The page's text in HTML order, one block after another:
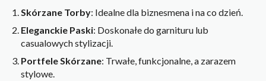
Skórzane Torby: Idealne dla biznesmena i na co dzień.
Eleganckie Paski: Doskonałe do garnituru lub
casualowych stylizacji.
Portfele Skórzane: Trwałe, funkcjonalne, a zarazem
stylowe.